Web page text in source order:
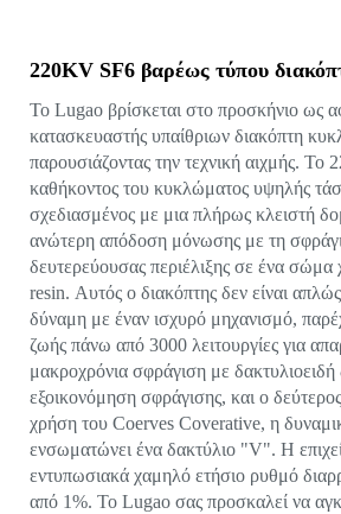
220KV SF6 βαρέως τύπου
Το Lugao βρίσκεται στο προσκήνιο ως
κατασκευαστής υπαίθριων διακόπτη
παρουσιάζοντας την τεχνική αιχμής.
καθήκοντος του κυκλώματος υψηλής
σχεδιασμένος με μια πλήρως κλειστή
ανώτερη απόδοση μόνωσης με τη
δευτερεύουσας περιέλιξης σε ένα σώμα
resin. Αυτός ο διακόπτης δεν είναι απλώς
δύναμη με έναν ισχυρό μηχανισμό,
ζωής πάνω από 3000 λειτουργίες για
μακροχρόνια σφράγιση με δακτυλιοειδή
εξοικονόμηση σφράγισης, και ο
χρήση του Coerves Coverative, η
ενσωματώνει ένα δακτύλιο "V". Η
εντυπωσιακά χαμηλό ετήσιο ρυθμό
από 1%. Το Lugao σας προσκαλεί να